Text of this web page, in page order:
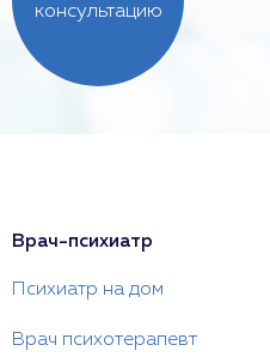
консультацию
Врач-психиатр
Психиатр на дом
Врач психотерапевт